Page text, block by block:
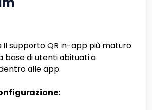
il supporto QR in-app più maturo
base di utenti abituati a
alle app.